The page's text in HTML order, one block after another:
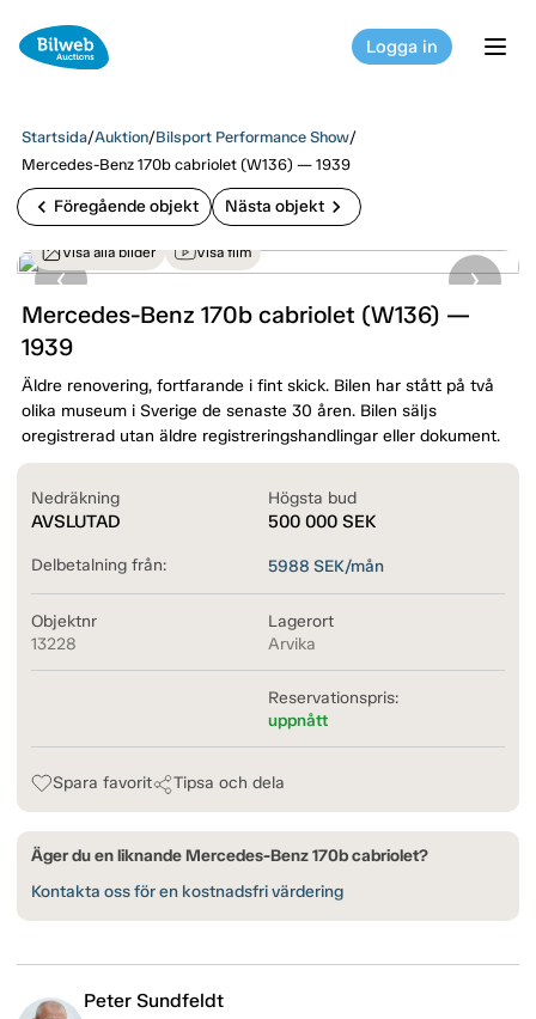
Logga in
Startsida/Auktion/Bilsport Performance Show/
Mercedes-Benz 170b cabriolet (W136) — 1939
chevron_left Föregående objekt Nästa objekt chevron_right
Visa alla bilder Visa film
Mercedes-Benz 170b cabriolet (W136) —
1939
Äldre renovering, fortfarande i fint skick. Bilen har stått på två
olika museum i Sverige de senaste 30 åren. Bilen säljs
oregistrerad utan äldre registreringshandlingar eller dokument.
Nedräkning
AVSLUTAD
Högsta bud
500 000 SEK
Delbetalning från: 5988 SEK/mån
Objektnr
13228
Lagerort
Arvika
Reservationspris:
uppnått
Spara favorit Tipsa och dela
Äger du en liknande Mercedes-Benz 170b cabriolet?
Kontakta oss för en kostnadsfri värdering
Peter Sundfeldt